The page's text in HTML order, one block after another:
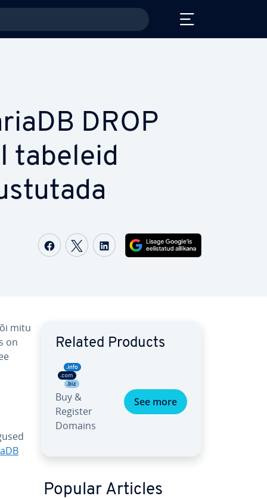
DROP
tabeleid
Share on Facebook
Share on Twitter
Share on LinkedIn
mitu
on
Related Products
Buy &
Register
Domains
See more
Popular Articles